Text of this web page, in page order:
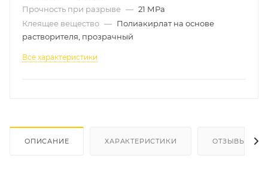
Прочность при разрыве — 21 МРа
Клеящее вещество — Полиакирлат на основе
растворителя, прозрачный
Все характеристики
ОПИСАНИЕ ХАРАКТЕРИСТИКИ ОТЗЫВЫ